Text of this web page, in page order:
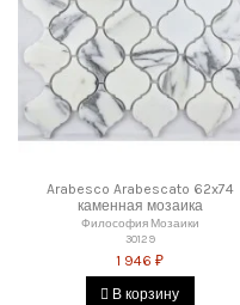
Arabesco Arabescato 62x74
каменная мозаика
Философия Мозаики
30129
1 946 ₽
В корзину